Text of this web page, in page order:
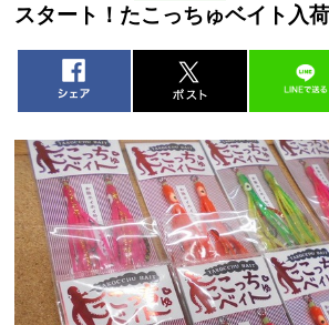
スタート！たこっちゅベイト入荷